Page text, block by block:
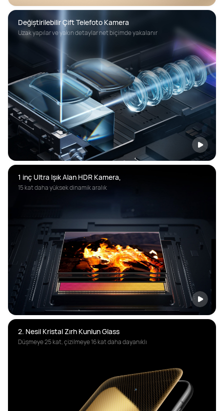
Uzak yapılar ve yakın detaylar net biçimde yakalanır
1 inç Ultra Işık Alan HDR Kamera,
15 kat daha yüksek dinamik aralık
2. Nesil Kristal Zırh Kunlun Glass
Düşmeye 25 kat, çizilmeye 16 kat daha dayanıklı